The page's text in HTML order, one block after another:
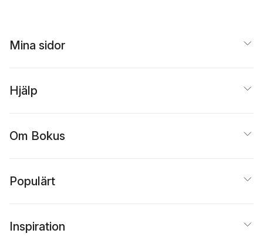
Mina sidor
Hjälp
Om Bokus
Populärt
Inspiration